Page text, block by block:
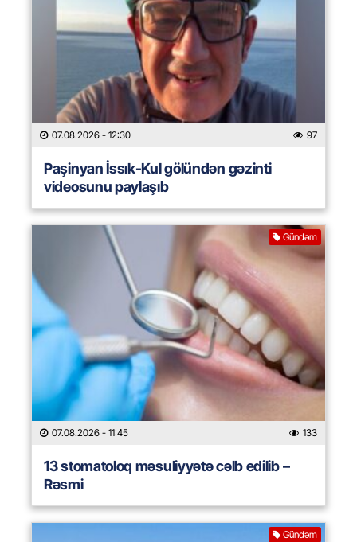
07.08.2026 - 12:30 97
Paşinyan İssık-Kul gölündən gəzinti
videosunu paylaşıb
Gündəm
07.08.2026 - 11:45 133
13 stomatoloq məsuliyyətə cəlb edilib –
Rəsmi
Gündəm